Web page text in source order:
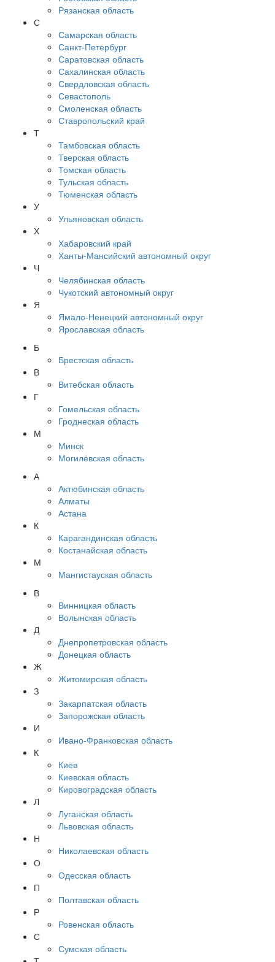
Рязанская область
С
Самарская область
Санкт-Петербург
Саратовская область
Сахалинская область
Свердловская область
Севастополь
Смоленская область
Ставропольский край
Т
Тамбовская область
Тверская область
Томская область
Тульская область
Тюменская область
У
Ульяновская область
Х
Хабаровский край
Ханты-Мансийский автономный округ
Ч
Челябинская область
Чукотский автономный округ
Я
Ямало-Ненецкий автономный округ
Ярославская область
Б
Брестская область
В
Витебская область
Г
Гомельская область
Гроднеская область
М
Минск
Могилёвская область
А
Актюбинская область
Алматы
Астана
К
Карагандинская область
Костанайская область
М
Мангистауская область
В
Винницкая область
Волынская область
Д
Днепропетровская область
Донецкая область
Ж
Житомирская область
З
Закарпатская область
Запорожская область
И
Ивано-Франковская область
К
Киев
Киевская область
Кировоградская область
Л
Луганская область
Львовская область
Н
Николаевская область
О
Одесская область
П
Полтавская область
Р
Ровенская область
С
Сумская область